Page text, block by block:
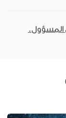
المسؤول.